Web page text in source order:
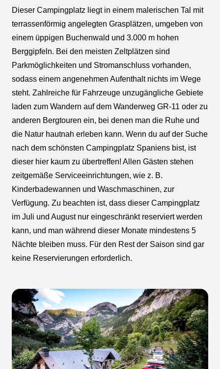
Dieser Campingplatz liegt in einem malerischen Tal mit
terrassenförmig angelegten Grasplätzen, umgeben von
einem üppigen Buchenwald und 3.000 m hohen
Berggipfeln. Bei den meisten Zeltplätzen sind
Parkmöglichkeiten und Stromanschluss vorhanden,
sodass einem angenehmen Aufenthalt nichts im Wege
steht. Zahlreiche für Fahrzeuge unzugängliche Gebiete
laden zum Wandern auf dem Wanderweg GR-11 oder zu
anderen Bergtouren ein, bei denen man die Ruhe und
die Natur hautnah erleben kann. Wenn du auf der Suche
nach dem schönsten Campingplatz Spaniens bist, ist
dieser hier kaum zu übertreffen! Allen Gästen stehen
zeitgemäße Serviceeinrichtungen, wie z. B.
Kinderbadewannen und Waschmaschinen, zur
Verfügung. Zu beachten ist, dass dieser Campingplatz
im Juli und August nur eingeschränkt reserviert werden
kann, und man während dieser Monate mindestens 5
Nächte bleiben muss. Für den Rest der Saison sind gar
keine Reservierungen erforderlich.